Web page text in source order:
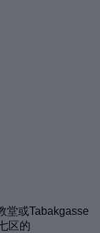
堂或Tabakgasse
区的